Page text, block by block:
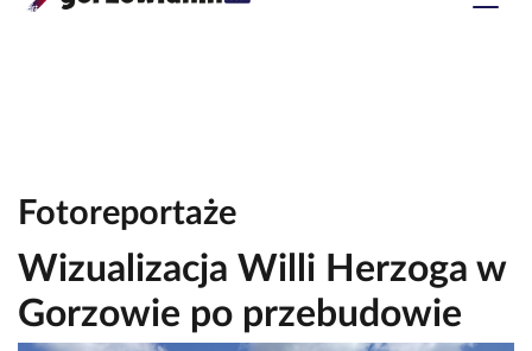
Fotoreportaże
Wizualizacja Willi Herzoga w
Gorzowie po przebudowie